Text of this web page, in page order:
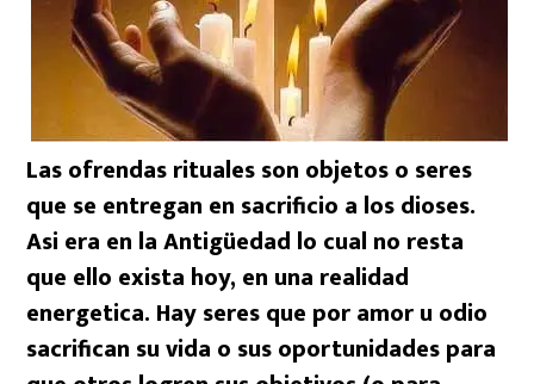
o
k
r
p
p
Las ofrendas rituales son objetos o seres
que se entregan en sacrificio a los dioses.
Asi era en la Antigüedad lo cual no resta
que ello exista hoy, en una realidad
energetica. Hay seres que por amor u odio
sacrifican su vida o sus oportunidades para